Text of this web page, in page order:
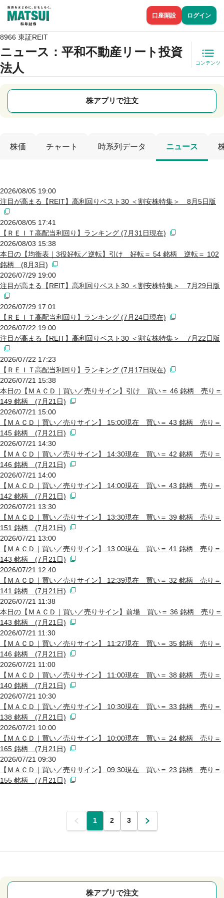
口座開設 ログイン
8966 東証REIT
ニュース ：平和不動産リート投資
法人
コンテンツ
株アプリで注文
株価 チャート 時系列データ ニュース
2026/08/05 19:00
注目が高まる【REIT】高利回りベスト30 ＜割安株特集＞ 8月5日版
2026/08/05 17:41
【ＲＥＩＴ高配当利回り】ランキング (7月31日現在)
2026/08/03 15:38
本日の【均衡表｜3役好転／逆転】引け 好転＝ 54 銘柄 逆転＝ 102
銘柄 (8月3日)
2026/07/29 19:00
注目が高まる【REIT】高利回りベスト30 ＜割安株特集＞ 7月29日版
2026/07/29 17:01
【ＲＥＩＴ高配当利回り】ランキング (7月24日現在)
2026/07/22 19:00
注目が高まる【REIT】高利回りベスト30 ＜割安株特集＞ 7月22日版
2026/07/22 17:23
【ＲＥＩＴ高配当利回り】ランキング (7月17日現在)
2026/07/21 15:38
本日の【ＭＡＣＤ｜買い／売りサイン】引け 買い＝ 46 銘柄 売り＝
149 銘柄 (7月21日)
2026/07/21 15:00
【ＭＡＣＤ｜買い／売りサイン】 15:00現在 買い＝ 43 銘柄 売り＝
145 銘柄 (7月21日)
2026/07/21 14:30
【ＭＡＣＤ｜買い／売りサイン】 14:30現在 買い＝ 42 銘柄 売り＝
146 銘柄 (7月21日)
2026/07/21 14:00
【ＭＡＣＤ｜買い／売りサイン】 14:00現在 買い＝ 43 銘柄 売り＝
142 銘柄 (7月21日)
2026/07/21 13:30
【ＭＡＣＤ｜買い／売りサイン】 13:30現在 買い＝ 39 銘柄 売り＝
151 銘柄 (7月21日)
2026/07/21 13:00
【ＭＡＣＤ｜買い／売りサイン】 13:00現在 買い＝ 41 銘柄 売り＝
143 銘柄 (7月21日)
2026/07/21 12:40
【ＭＡＣＤ｜買い／売りサイン】 12:39現在 買い＝ 32 銘柄 売り＝
141 銘柄 (7月21日)
2026/07/21 11:38
本日の【ＭＡＣＤ｜買い／売りサイン】前場 買い＝ 36 銘柄 売り＝
143 銘柄 (7月21日)
2026/07/21 11:30
【ＭＡＣＤ｜買い／売りサイン】 11:27現在 買い＝ 35 銘柄 売り＝
146 銘柄 (7月21日)
2026/07/21 11:00
【ＭＡＣＤ｜買い／売りサイン】 11:00現在 買い＝ 38 銘柄 売り＝
140 銘柄 (7月21日)
2026/07/21 10:30
【ＭＡＣＤ｜買い／売りサイン】 10:30現在 買い＝ 33 銘柄 売り＝
138 銘柄 (7月21日)
2026/07/21 10:00
【ＭＡＣＤ｜買い／売りサイン】 10:00現在 買い＝ 24 銘柄 売り＝
165 銘柄 (7月21日)
2026/07/21 09:30
【ＭＡＣＤ｜買い／売りサイン】 09:30現在 買い＝ 23 銘柄 売り＝
155 銘柄 (7月21日)
前 1 2 3 次
株アプリで注文